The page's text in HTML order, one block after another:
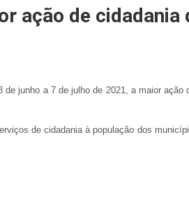
ação de cidadania
junho a 7 de julho de 2021, a maior
de cidadania à população dos